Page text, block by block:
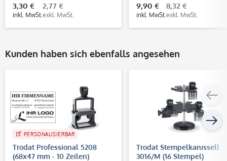
3,30 €
inkl. MwSt.
2,77 €
exkl. MwSt.
9,90 €
inkl. MwSt.
8,32 €
exkl. MwSt.
Kunden haben sich ebenfalls angesehen
PERSONALISIERBAR
Trodat Professional 5208
(68x47 mm - 10 Zeilen)
Trodat Stempelkarussell
3016/M (16 Stempel)